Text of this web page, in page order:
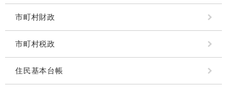
市町村財政
市町村税政
住民基本台帳